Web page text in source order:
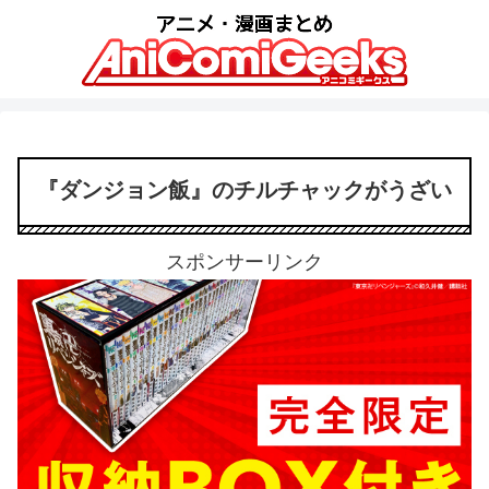
『ダンジョン飯』のチルチャックがうざい
スポンサーリンク